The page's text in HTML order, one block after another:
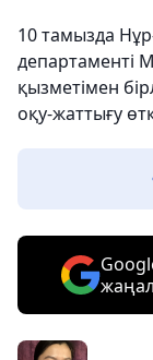
10 тамызда
департаменті
қызметімен
оқу-жаттығу